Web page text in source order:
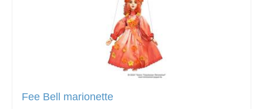
Fee Bell marionette